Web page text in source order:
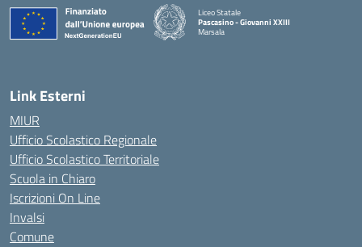
Liceo Statale
Pascasino - Giovanni XXIII
Marsala
Link Esterni
MIUR
Ufficio Scolastico Regionale
Ufficio Scolastico Territoriale
Scuola in Chiaro
Iscrizioni On Line
Invalsi
Comune